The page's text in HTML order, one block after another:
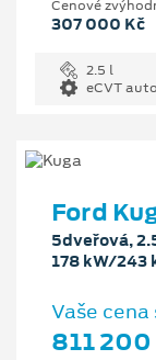
Cenové
307 000 Kč
2.5 l
eCVT
Ford
5dveřová,
178 kW/243
Vaše cena
811 200